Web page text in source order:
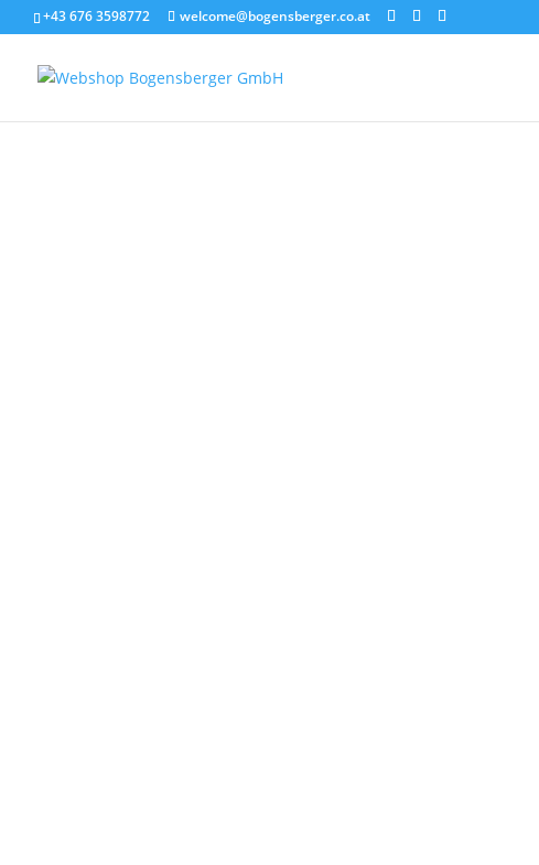
+43 676 3598772 welcome@bogensberger.co.at